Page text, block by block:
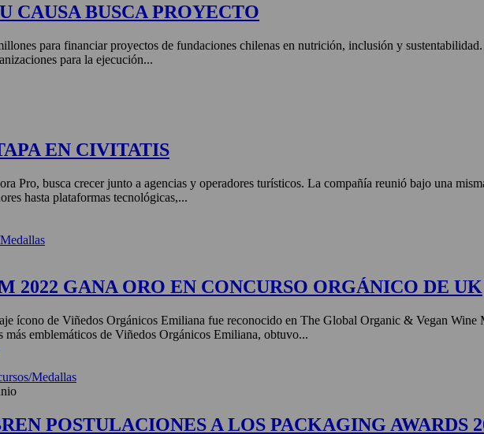
CAUSA BUSCA PROYECTO
para financiar proyectos de fundaciones chilenas en nutrición, inclusión y
para la ejecución...
EN CIVITATIS
Pro, busca crecer junto a agencias y operadores turísticos. La compañía reunió bajo una
hasta plataformas tecnológicas,...
2022 GANA ORO EN CONCURSO ORGÁNICO DE UK
ícono de Viñedos Orgánicos Emiliana fue reconocido en The Global Organic & Vegan
más emblemáticos de Viñedos Orgánicos Emiliana, obtuvo...
Medallas
POSTULACIONES A LOS PACKAGING AWARDS